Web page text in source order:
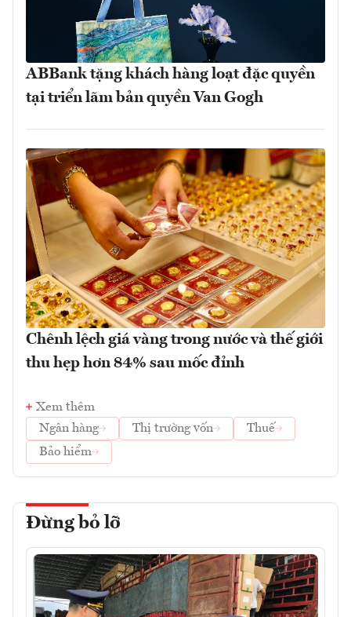
ABBank tặng khách hàng loạt đặc quyền
tại triển lãm bản quyền Van Gogh
Chênh lệch giá vàng trong nước và thế giới
thu hẹp hơn 84% sau mốc đỉnh
Xem thêm
Ngân hàng
Thị trường vốn
Thuế
Bảo hiểm
Đừng bỏ lỡ